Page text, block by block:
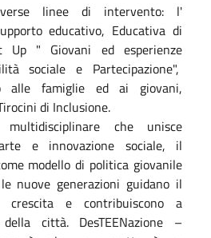
linee di intervento: l'
educativo, Educativa di
Up " Giovani ed esperienze
sociale e Partecipazione",
alle famiglie ed ai giovani,
di Inclusione.
che unisce
e innovazione sociale, il
modello di politica giovanile
nuove generazioni guidano il
crescita e contribuiscono a
città. DesTEENazione –